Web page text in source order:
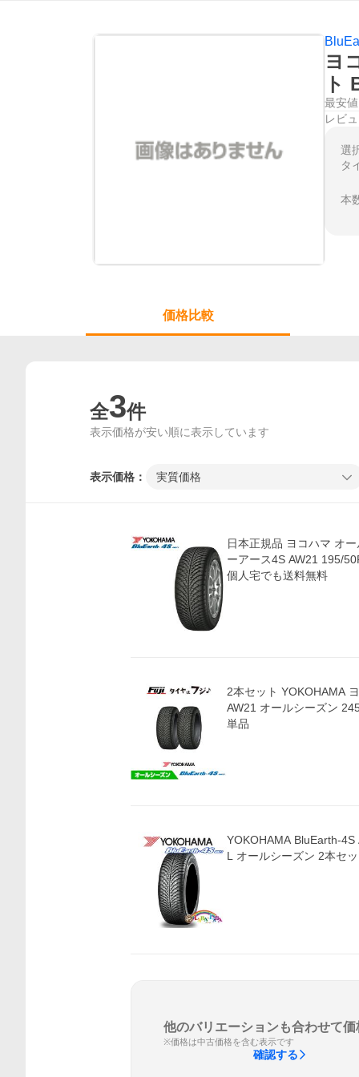
ヨ
ト
最安値
レビ
選
本
価格比較
全3件
表示価格が安い順に表示しています
表示価格： 実質価格
日本正規品 ヨコハマ オ
ーアース4S AW21 195/
個人宅でも送料無料
2本セット YOKOHAMA
AW21 オールシーズン
単品
YOKOHAMA BluEarth-
L オールシーズン 2本セ
他のバリエーションも合わせて価
※価格は中古価格を含む表示です
確認する